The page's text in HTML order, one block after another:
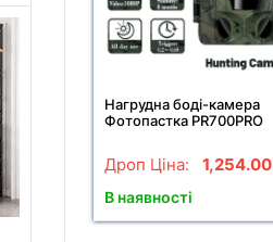
Нагрудна боді-камера
Фотопастка PR700PRO
баченням
Дроп Ціна: 1,254.00
В наявності